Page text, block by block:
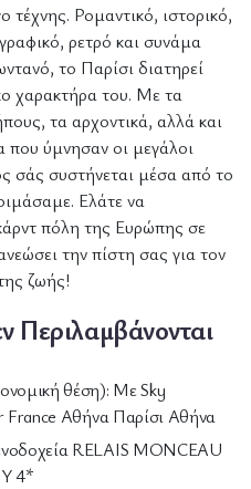
Ρομαντικό, ιστορικό,
ρετρό και συνάμα
το Παρίσι διατηρεί
χαρακτήρα του. Με τα
τα αρχοντικά, αλλά και
που ύμνησαν οι μεγάλοι
σάς συστήνεται μέσα από το
Ελάτε να
πόλη της Ευρώπης σε
την πίστη σας για τον
ζωής!
Περιλαμβάνονται
θέση): Με Sky
France Αθήνα Παρίσι Αθήνα
RELAIS MONCEAU
4*